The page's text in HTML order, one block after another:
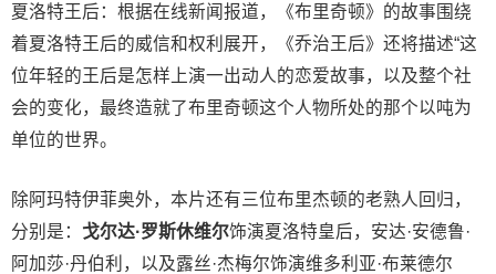
夏洛特王后：根据在线新闻报道，《布里奇顿》的故事围绕
着夏洛特王后的威信和权利展开，《乔治王后》还将描述“这
位年轻的王后是怎样上演一出动人的恋爱故事，以及整个社
会的变化，最终造就了布里奇顿这个人物所处的那个以吨为
单位的世界。
除阿玛特伊菲奥外，本片还有三位布里杰顿的老熟人回归，
分别是： 戈尔达·罗斯休维尔饰演夏洛特皇后，安达·安德鲁·
阿加莎·丹伯利，以及露丝·杰梅尔饰演维多利亚·布莱德尔